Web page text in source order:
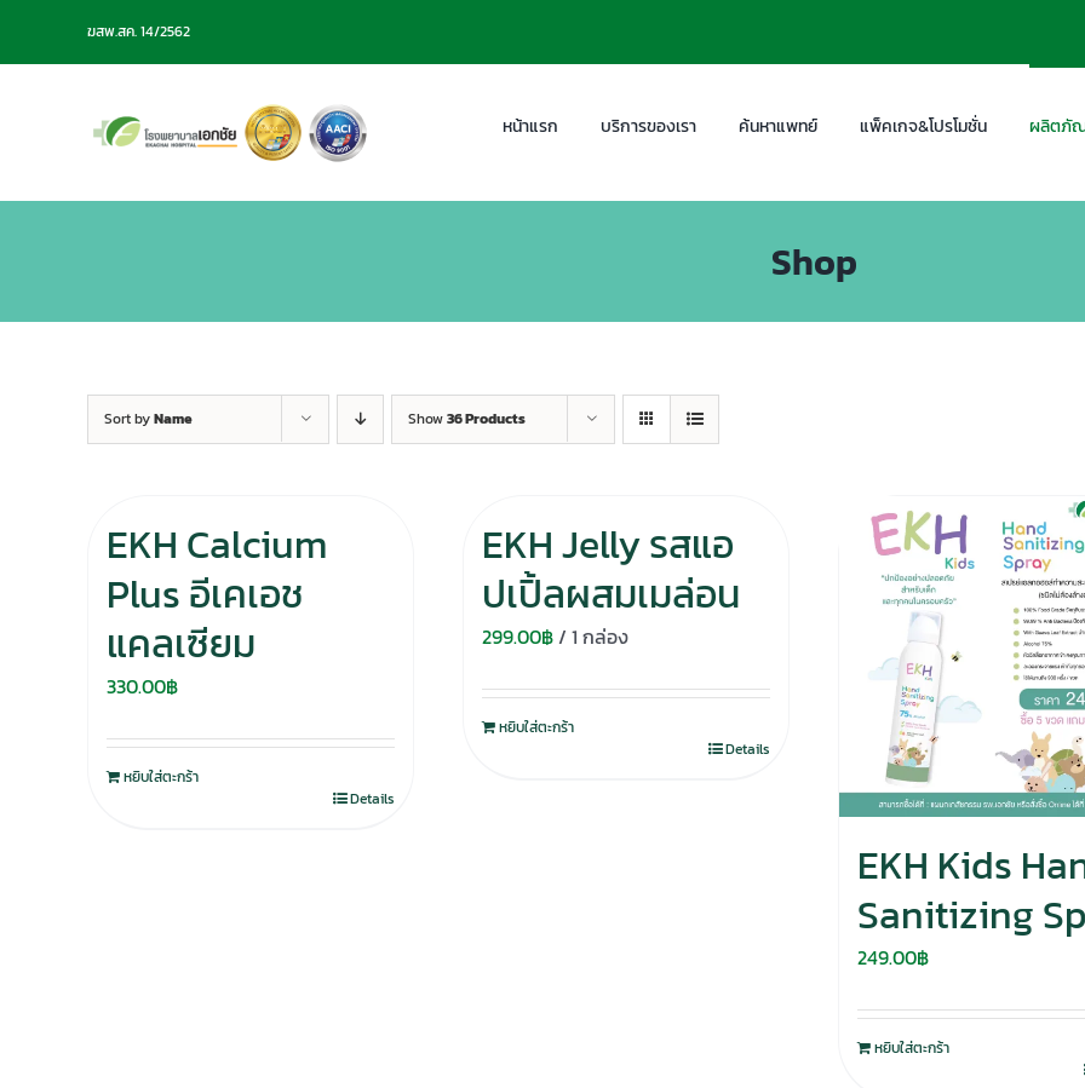
ฆสพ.สค. 14/2562
หน้าแรก บริการของเรา ค้นหาแพทย์ แพ็คเกจ&โปรโมชั่น ผลิตภัณ
Shop
Sort byName Show36 Products
EKH Calcium
Plus อีเคเอช
แคลเซียม
330.00฿
หยิบใส่ตะกร้า
Details
EKH Jelly รสแอ
ปเปิ้ลผสมเมล่อน
299.00฿/ 1 กล่อง
หยิบใส่ตะกร้า
Details
EKH Kids
Sanitizing
249.00฿
หยิบใส่ตะกร้า